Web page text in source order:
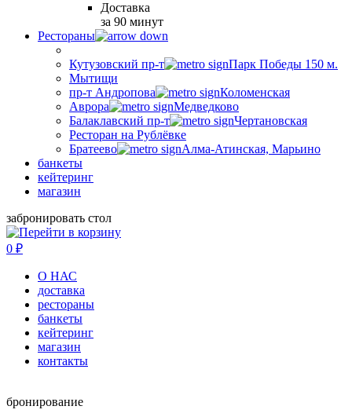
Доставка
за 90 минут
Рестораны
Кутузовский пр-т
Парк Победы 150 м.
Мытищи
пр-т Андропова
Коломенская
Аврора
Медведково
Балаклавский пр-т
Чертановская
Ресторан на Рублёвке
Братеево
Алма-Атинская, Марьино
банкеты
кейтеринг
магазин
забронировать стол
0 ₽
О НАС
доставка
рестораны
банкеты
кейтеринг
магазин
контакты
бронирование